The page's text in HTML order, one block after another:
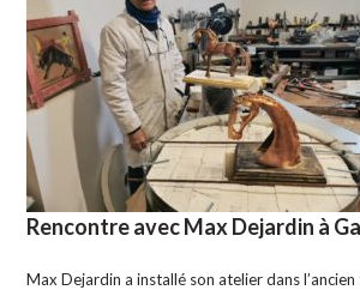
Rencontre avec Max Dejardin à
Max Dejardin a installé son atelier dans